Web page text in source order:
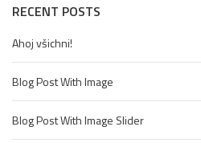
RECENT POSTS
Ahoj všichni!
Blog Post With Image
Blog Post With Image Slider